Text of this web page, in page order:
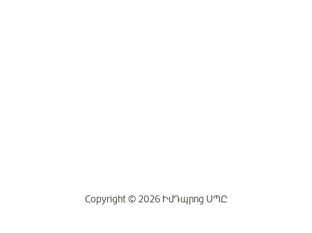
Copyright © 2026 ԻմԴպրոց ՍՊԸ